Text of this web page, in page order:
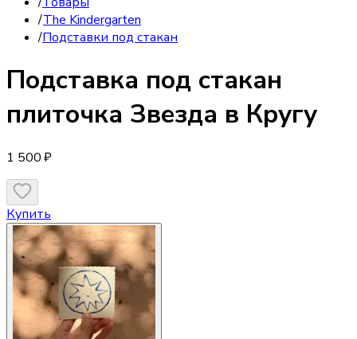
/The Kindergarten
/Подставки под стакан
Подставка под стакан
плиточка Звезда в Кругу
1 500 ₽
Купить